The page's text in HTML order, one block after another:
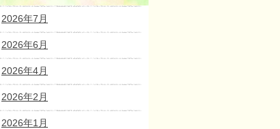
2026年7月
2026年6月
2026年4月
2026年2月
2026年1月